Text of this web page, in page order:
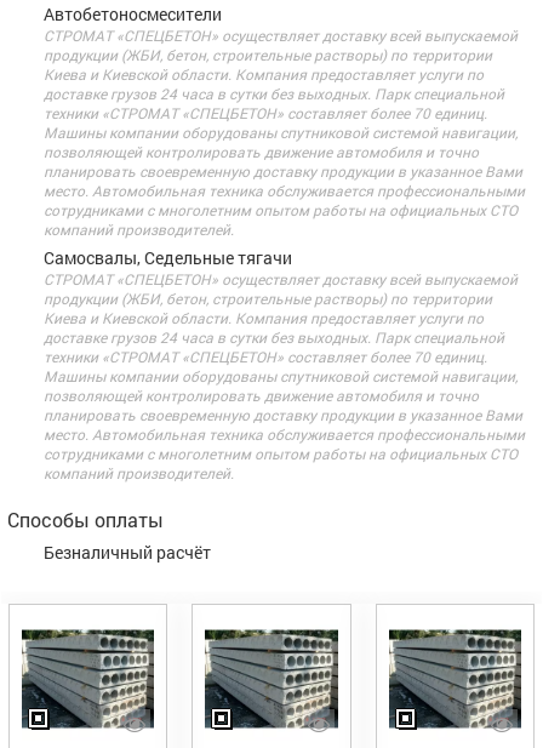
Автобетоносмесители
СТРОМАТ «СПЕЦБЕТОН» осуществляет доставку всей выпускаемой
продукции (ЖБИ, бетон, строительные растворы) по территории
Киева и Киевской области. Компания предоставляет услуги по
доставке грузов 24 часа в сутки без выходных. Парк специальной
техники «СТРОМАТ «СПЕЦБЕТОН» составляет более 70 единиц.
Машины компании оборудованы спутниковой системой навигации,
позволяющей контролировать движение автомобиля и точно
планировать своевременную доставку продукции в указанное Вами
место. Автомобильная техника обслуживается профессиональными
сотрудниками с многолетним опытом работы на официальных СТО
компаний производителей.
Самосвалы, Седельные тягачи
СТРОМАТ «СПЕЦБЕТОН» осуществляет доставку всей выпускаемой
продукции (ЖБИ, бетон, строительные растворы) по территории
Киева и Киевской области. Компания предоставляет услуги по
доставке грузов 24 часа в сутки без выходных. Парк специальной
техники «СТРОМАТ «СПЕЦБЕТОН» составляет более 70 единиц.
Машины компании оборудованы спутниковой системой навигации,
позволяющей контролировать движение автомобиля и точно
планировать своевременную доставку продукции в указанное Вами
место. Автомобильная техника обслуживается профессиональными
сотрудниками с многолетним опытом работы на официальных СТО
компаний производителей.
Способы оплаты
Безналичный расчёт